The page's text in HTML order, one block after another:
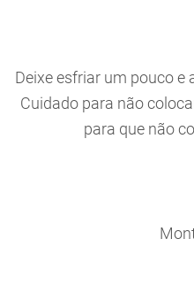
Deixe esfriar um pouco e
Cuidado para não
para que não